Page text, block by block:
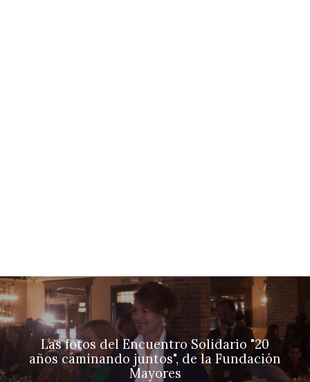
Las fotos del Encuentro Solidario "20
años caminando juntos", de la Fundación
Mayores